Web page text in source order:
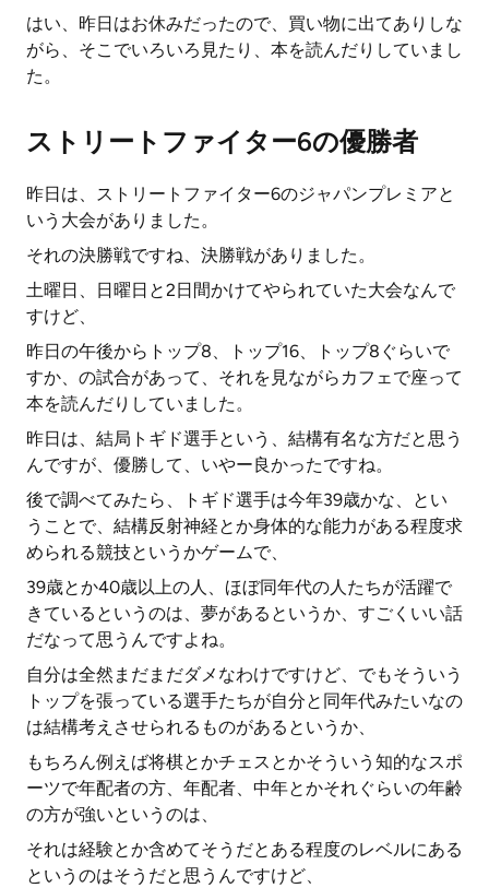
はい、昨日はお休みだったので、買い物に出てありしな
がら、そこでいろいろ見たり、本を読んだりしていまし
た。
ストリートファイター6の優勝者
昨日は、ストリートファイター6のジャパンプレミアと
いう大会がありました。
それの決勝戦ですね、決勝戦がありました。
土曜日、日曜日と2日間かけてやられていた大会なんで
すけど、
昨日の午後からトップ8、トップ16、トップ8ぐらいで
すか、の試合があって、それを見ながらカフェで座って
本を読んだりしていました。
昨日は、結局トギド選手という、結構有名な方だと思う
んですが、優勝して、いやー良かったですね。
後で調べてみたら、トギド選手は今年39歳かな、とい
うことで、結構反射神経とか身体的な能力がある程度求
められる競技というかゲームで、
39歳とか40歳以上の人、ほぼ同年代の人たちが活躍で
きているというのは、夢があるというか、すごくいい話
だなって思うんですよね。
自分は全然まだまだダメなわけですけど、でもそういう
トップを張っている選手たちが自分と同年代みたいなの
は結構考えさせられるものがあるというか、
もちろん例えば将棋とかチェスとかそういう知的なスポ
ーツで年配者の方、年配者、中年とかそれぐらいの年齢
の方が強いというのは、
それは経験とか含めてそうだとある程度のレベルにある
というのはそうだと思うんですけど、